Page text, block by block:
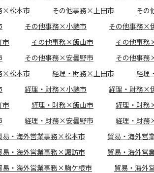
×松本市 その他事務×上田市
その
その他事務×小諸市
その他事務×
市 その他事務×飯山市
その他事務
その他事務×安曇野市
その他事務
×松本市 経理・財務×上田市
経理
経理・財務×小諸市
経理・財務×
市 経理・財務×飯山市
経理・財務
経理・財務×安曇野市
経理・財務
易・海外営業事務×松本市
貿易・海外営
易・海外営業事務×諏訪市
貿易・海外営
易・海外営業事務×駒ケ根市
貿易・海外